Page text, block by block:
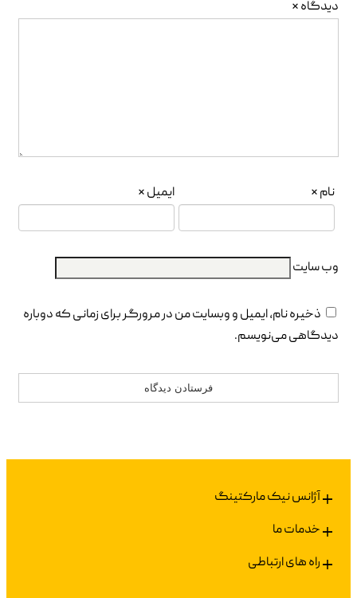
دیدگاه*
نام* ایمیل*
وب‌ سایت
ذخیره نام، ایمیل و وبسایت من در مرورگر برای زمانی که دوباره
دیدگاهی می‌نویسم.
آژانس نیک مارکتینگ
خدمات ما
راه های ارتباطی